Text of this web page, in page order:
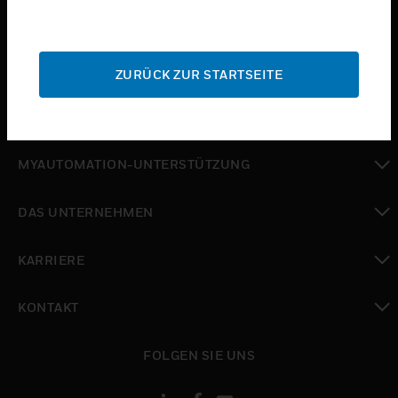
toggle view
toggle view
MYAUTOMATION-UNTERSTÜTZUNG
DAS UNTERNEHMEN
KARRIERE
KONTAKT
FOLGEN SIE UNS
ZURÜCK ZUR STARTSEITE